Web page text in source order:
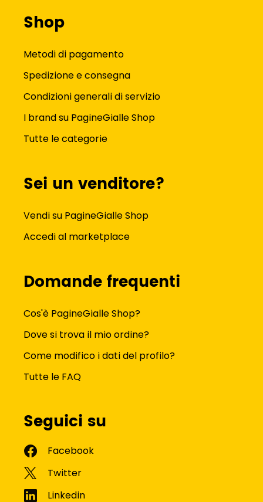
Shop
Metodi di pagamento
Spedizione e consegna
Condizioni generali di servizio
I brand su PagineGialle Shop
Tutte le categorie
Sei un venditore?
Vendi su PagineGialle Shop
Accedi al marketplace
Domande frequenti
Cos'è PagineGialle Shop?
Dove si trova il mio ordine?
Come modifico i dati del profilo?
Tutte le FAQ
Seguici su